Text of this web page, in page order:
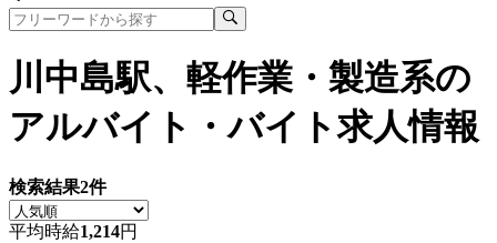
川中島駅、軽作業・製造系の
アルバイト・バイト求人情報
検索結果2件
平均時給1,214円